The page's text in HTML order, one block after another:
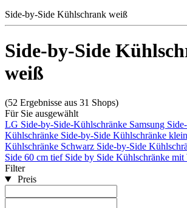
Side-by-Side Kühlschrank weiß
Side-by-Side
weiß
(52 Ergebnisse aus 31 Shops)
Für Sie ausgewählt
LG Side-by-Side-Kühlschränke Samsung
Kühlschränke Side-by-Side Kühlschränke
Kühlschränke Schwarz Side-by-Side
Side 60 cm tief Side by Side Kühlschränke mit
Filter
Preis